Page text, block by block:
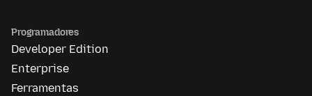
Programadores
Developer Edition
Enterprise
Ferramentas